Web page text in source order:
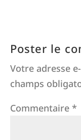
Poster le
Votre adresse
champs
Commentaire *